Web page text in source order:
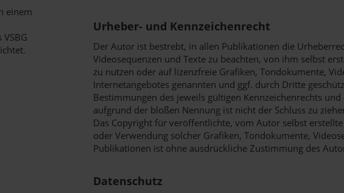
einem
Urheber- und Kennzeichenrecht
Der Autor ist bestrebt, in allen Publikationen die
Videosequenzen und Texte zu beachten, von ihm selbst
zu nutzen oder auf lizenzfreie Grafiken, Tondokumente,
Internetangebotes genannten und ggf. durch Dritte
Bestimmungen des jeweils gültigen Kennzeichenrechts
aufgrund der bloßen Nennung ist nicht der Schluss zu
Das Copyright für veröffentlichte, vom Autor selbst
oder Verwendung solcher Grafiken, Tondokumente,
Publikationen ist ohne ausdrückliche Zustimmung des
Datenschutz